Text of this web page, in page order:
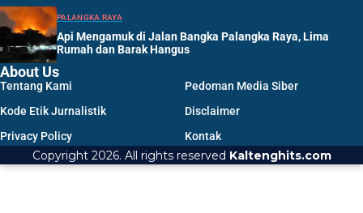
PALANGKA RAYA
Api Mengamuk di Jalan Bangka Palangka Raya, Lima
Rumah dan Barak Hangus
About Us
Tentang Kami
Pedoman Media Siber
Kode Etik Jurnalistik
Disclaimer
Privacy Policy
Kontak
Copyright 2026. All rights reserved Kaltenghits.com